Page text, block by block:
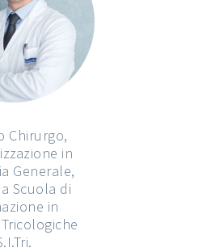
Chirurgo,
in
Generale,
Scuola di
in